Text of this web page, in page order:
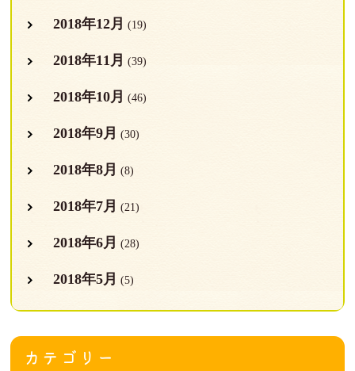
2018年12月 (19)
2018年11月 (39)
2018年10月 (46)
2018年9月 (30)
2018年8月 (8)
2018年7月 (21)
2018年6月 (28)
2018年5月 (5)
カテゴリー